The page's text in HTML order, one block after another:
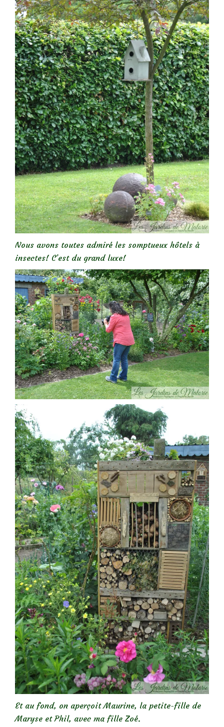
Nous avons toutes admiré les somptueux hôtels à
insectes! C’est du grand luxe!
Et au fond, on aperçoit Maurine, la petite-fille de
Maryse et Phil, avec ma fille Zoé.